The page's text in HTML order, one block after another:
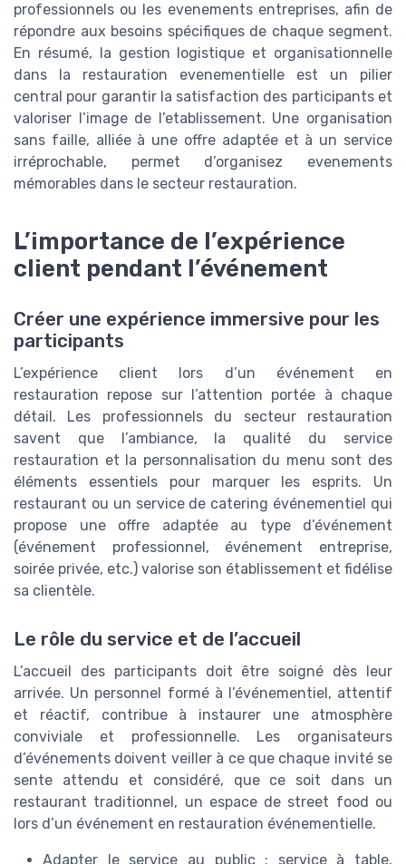
professionnels ou les evenements entreprises, afin de
répondre aux besoins spécifiques de chaque segment.
En résumé, la gestion logistique et organisationnelle
dans la restauration evenementielle est un pilier
central pour garantir la satisfaction des participants et
valoriser l’image de l’etablissement. Une organisation
sans faille, alliée à une offre adaptée et à un service
irréprochable, permet d’organisez evenements
mémorables dans le secteur restauration.
L’importance de l’expérience
client pendant l’événement
Créer une expérience immersive pour les
participants
L’expérience client lors d’un événement en
restauration repose sur l’attention portée à chaque
détail. Les professionnels du secteur restauration
savent que l’ambiance, la qualité du service
restauration et la personnalisation du menu sont des
éléments essentiels pour marquer les esprits. Un
restaurant ou un service de catering événementiel qui
propose une offre adaptée au type d’événement
(événement professionnel, événement entreprise,
soirée privée, etc.) valorise son établissement et fidélise
sa clientèle.
Le rôle du service et de l’accueil
L’accueil des participants doit être soigné dès leur
arrivée. Un personnel formé à l’événementiel, attentif
et réactif, contribue à instaurer une atmosphère
conviviale et professionnelle. Les organisateurs
d’événements doivent veiller à ce que chaque invité se
sente attendu et considéré, que ce soit dans un
restaurant traditionnel, un espace de street food ou
lors d’un événement en restauration événementielle.
Adapter le service au public : service à table,